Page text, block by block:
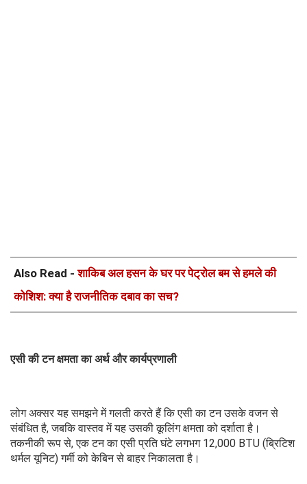
Also Read -शाकिब अल हसन के घर पर पेट्रोल बम से हमले की
कोशिश: क्या है राजनीतिक दबाव का सच?
एसी की टन क्षमता का अर्थ और कार्यप्रणाली
लोग अक्सर यह समझने में गलती करते हैं कि एसी का टन उसके वजन से
संबंधित है, जबकि वास्तव में यह उसकी कूलिंग क्षमता को दर्शाता है।
तकनीकी रूप से, एक टन का एसी प्रति घंटे लगभग 12,000 BTU (ब्रिटिश
थर्मल यूनिट) गर्मी को केबिन से बाहर निकालता है।